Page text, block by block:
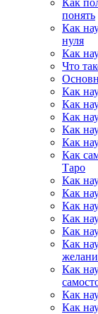
Как
понять
Как
нуля
Как
Что
Как
Как
Как
Как
Как
Как
Таро
Как
Как
Как
Как
Как
Как
Как
Как
Как